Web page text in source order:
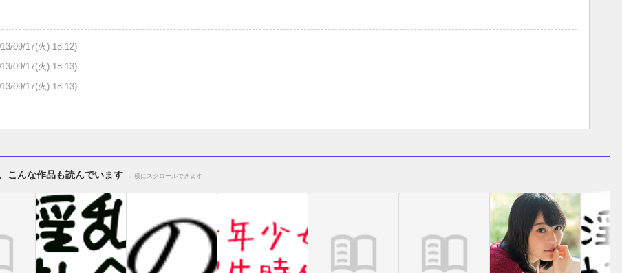
09/17(火) 18:12)
09/17(火) 18:13)
09/17(火) 18:13)
こんな作品も読んでいます → 横にスクロールできます